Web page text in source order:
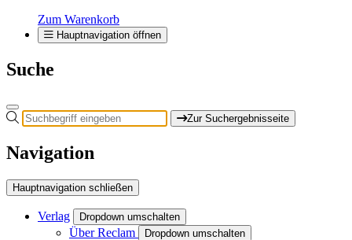
Zum Warenkorb
Hauptnavigation öffnen
Suche
Zur Suchergebnisseite
Navigation
Hauptnavigation schließen
Verlag Dropdown umschalten
Über Reclam Dropdown umschalten